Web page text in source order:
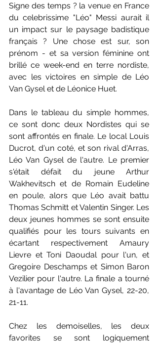
Signe des temps ? la venue en France
du celebrissime "Léo" Messi aurait il
un impact sur le paysage badistique
français ? Une chose est sur, son
prénom - et sa version féminine ont
brillé ce week-end en terre nordiste,
avec les victoires en simple de Léo
Van Gysel et de Léonice Huet.
Dans le tableau du simple hommes,
ce sont donc deux Nordistes qui se
sont affrontés en finale. Le local Louis
Ducrot, d'un coté, et son rival d'Arras,
Léo Van Gysel de l'autre. Le premier
s'était défait du jeune Arthur
Wakhevitsch et de Romain Eudeline
en poule, alors que Léo avait battu
Thomas Schmitt et Valentin Singer. Les
deux jeunes hommes se sont ensuite
qualifiés pour les tours suivants en
écartant respectivement Amaury
Lievre et Toni Daoudal pour l'un, et
Gregoire Deschamps et Simon Baron
Vezilier pour l'autre. La finale a tourné
à l'avantage de Léo Van Gysel, 22-20,
21-11.
Chez les demoiselles, les deux
favorites se sont logiquement